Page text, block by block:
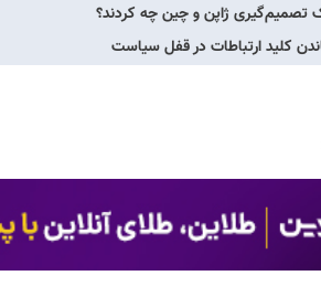
تصمیم‌گیری ژاپن و چین چه کردند؟
کلید ارتباطات در قفل سیاست